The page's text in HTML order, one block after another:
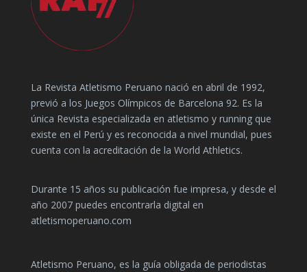
La Revista Atletismo Peruano nació en abril de 1992,
previó a los Juegos Olímpicos de Barcelona 92. Es la
única Revista especializada en atletismo y running que
existe en el Perú y es reconocida a nivel mundial, pues
cuenta con la acreditación de la World Athletics.
Durante 15 años su publicación fue impresa, y desde el
año 2007 puedes encontrarla digital en
atletismoperuano.com
Atletismo Peruano, es la guía obligada de periodistas